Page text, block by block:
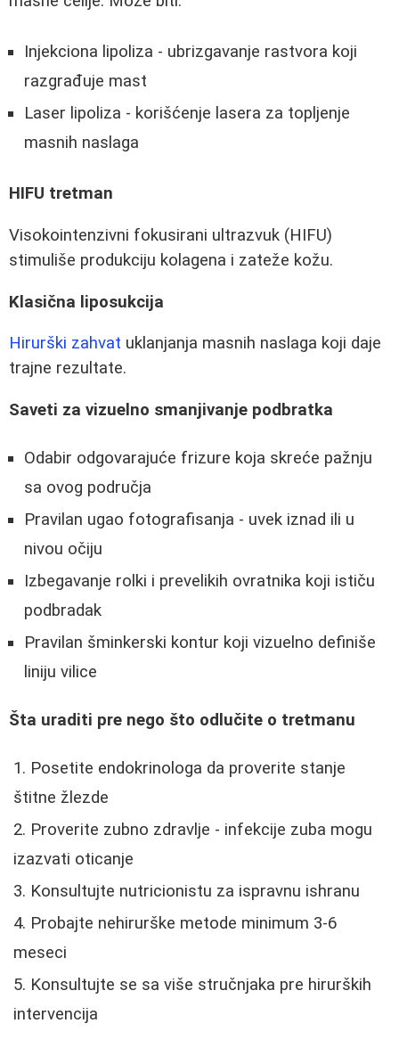
Injekciona lipoliza - ubrizgavanje rastvora koji
razgrađuje mast
Laser lipoliza - korišćenje lasera za topljenje
masnih naslaga
HIFU tretman
Visokointenzivni fokusirani ultrazvuk (HIFU)
stimuliše produkciju kolagena i zateže kožu.
Klasična liposukcija
Hirurški zahvat uklanjanja masnih naslaga koji daje
trajne rezultate.
Saveti za vizuelno smanjivanje podbratka
Odabir odgovarajuće frizure koja skreće pažnju
sa ovog područja
Pravilan ugao fotografisanja - uvek iznad ili u
nivou očiju
Izbegavanje rolki i prevelikih ovratnika koji ističu
podbradak
Pravilan šminkerski kontur koji vizuelno definiše
liniju vilice
Šta uraditi pre nego što odlučite o tretmanu
Posetite endokrinologa da proverite stanje
štitne žlezde
Proverite zubno zdravlje - infekcije zuba mogu
izazvati oticanje
Konsultujte nutricionistu za ispravnu ishranu
Probajte nehirurške metode minimum 3-6
meseci
Konsultujte se sa više stručnjaka pre hirurških
intervencija